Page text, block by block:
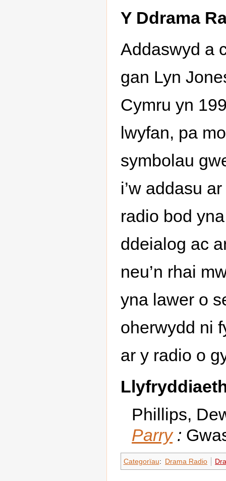
Y Ddrama
Addaswyd a
gan Lyn
Cymru yn
lwyfan, pa
symbolau
i’w addasu
radio bod
ddeialog ac
neu’n rhai
yna lawer o
oherwydd ni
ar y radio o
Phillips,
Parry:
Categorïau: Drama Radio